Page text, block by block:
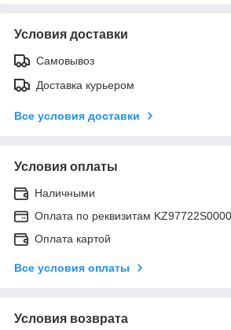
Условия доставки
Самовывоз
Доставка курьером
Все условия доставки
Условия оплаты
Наличными
Оплата по реквизитам
Оплата картой
Все условия оплаты
Условия возврата